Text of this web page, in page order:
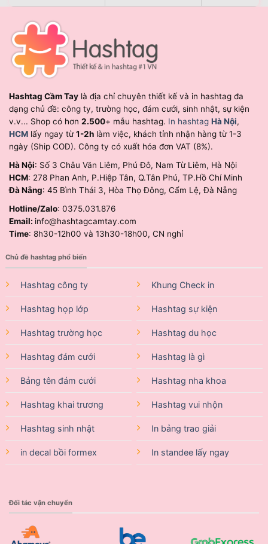
Hashtag Cầm Tay là địa chỉ chuyên thiết kế và in hashtag đa
dạng chủ đề: công ty, trường học, đám cưới, sinh nhật, sự kiện
v.v... Shop có hơn 2.500+ mẫu hashtag. In hashtag Hà Nội,
HCM lấy ngay từ1-2h làm việc, khách tỉnh nhận hàng từ 1-3
ngày (Ship COD). Công ty có xuất hóa đơn VAT (8%).
Hà Nội: Số 3 Châu Văn Liêm, Phú Đô, Nam Từ Liêm, Hà Nội
HCM: 278 Phan Anh, P.Hiệp Tân, Q.Tân Phú, TP.Hồ Chí Minh
Đà Nẵng: 45 Bình Thái 3, Hòa Thọ Đông, Cẩm Lệ, Đà Nẵng
Hotline/Zalo: 0375.031.876
Email: info@hashtagcamtay.com
Time: 8h30-12h00 và 13h30-18h00, CN nghỉ
Chủ đề hashtag phổ biến
Hashtag công ty
Hashtag họp lớp
Hashtag trường học
Hashtag đám cưới
Bảng tên đám cưới
Hashtag khai trương
Hashtag sinh nhật
in decal bồi formex
Khung Check in
Hashtag sự kiện
Hashtag du học
Hashtag là gì
Hashtag nha khoa
Hashtag vui nhộn
In bảng trao giải
In standee lấy ngay
Đối tác vận chuyển